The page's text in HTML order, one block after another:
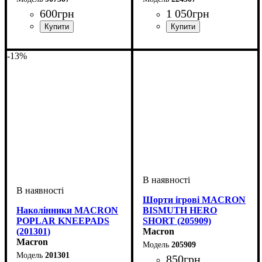
600грн
Чоловічий
1 050грн
-13%
Наколінники MACRON
POPLAR KNEEPADS
(201301)
Macron
201301
Шорти ігрові MACRON
BISMUTH HERO
SHORT (205909)
Macron
205909
850грн